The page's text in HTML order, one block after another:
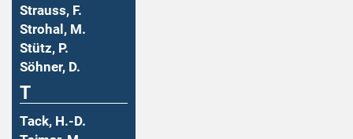
Strauss, F.
Strohal, M.
Stütz, P.
Söhner, D.
T
Tack, H.-D.